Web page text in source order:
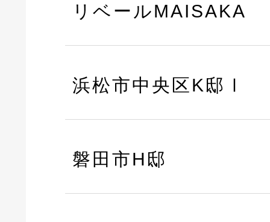
リベールMAISAKA
浜松市中央区K邸Ⅰ
磐田市H邸